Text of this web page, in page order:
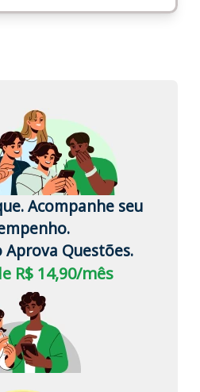
Acompanhe seu
Aprova Questões.
R$ 14,90/mês